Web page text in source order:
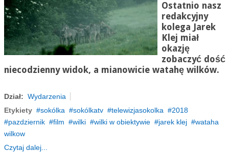
Ostatnio nasz
redakcyjny
kolega Jarek
Klej miał
okazję
zobaczyć dość
niecodzienny widok, a mianowicie watahę wilków.
Dział: Wydarzenia
Etykiety
sokólka sokólkatv telewizjasokolka
2018
pazdziernik
film wilki wilki w obiektywie jarek klej
wataha
wilkow
Czytaj dalej...